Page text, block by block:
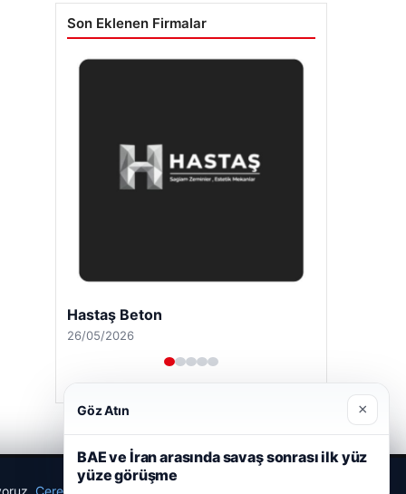
Son Eklenen Firmalar
Hastaş Beton
26/05/2026
Çerez Politikamız
Göz Atın ×
BAE ve İran arasında savaş sonrası ilk yüz
yüze görüşme